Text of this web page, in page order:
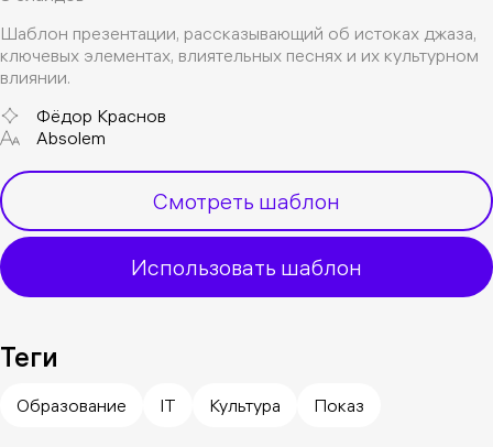
Шаблон презентации, рассказывающий об истоках джаза,
ключевых элементах, влиятельных песнях и их культурном
влиянии.
Фёдор Краснов
Absolem
Смотреть шаблон
Использовать шаблон
Теги
Образование IT Культура Показ